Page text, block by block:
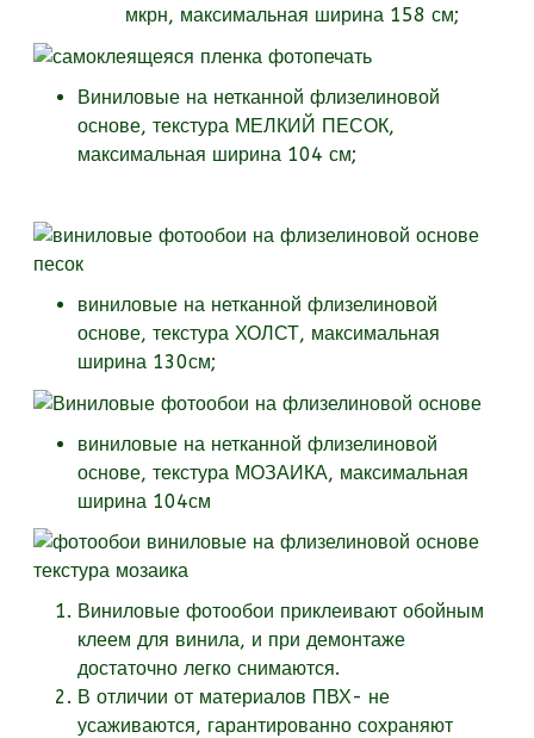
мкрн, максимальная ширина 158 см;
Виниловые на нетканной флизелиновой
основе, текстура МЕЛКИЙ ПЕСОК,
максимальная ширина 104 см;
виниловые на нетканной флизелиновой
основе, текстура ХОЛСТ, максимальная
ширина 130см;
виниловые на нетканной флизелиновой
основе, текстура МОЗАИКА, максимальная
ширина 104см
Виниловые фотообои приклеивают обойным
клеем для винила, и при демонтаже
достаточно легко снимаются.
В отличии от материалов ПВХ- не
усаживаются, гарантированно сохраняют